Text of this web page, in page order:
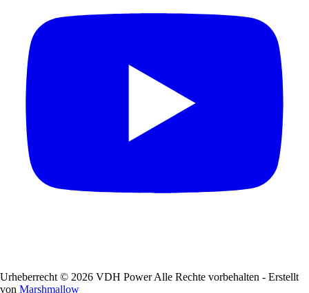
Urheberrecht © 2026 VDH Power Alle Rechte vorbehalten - Erstellt
von Marshmallow